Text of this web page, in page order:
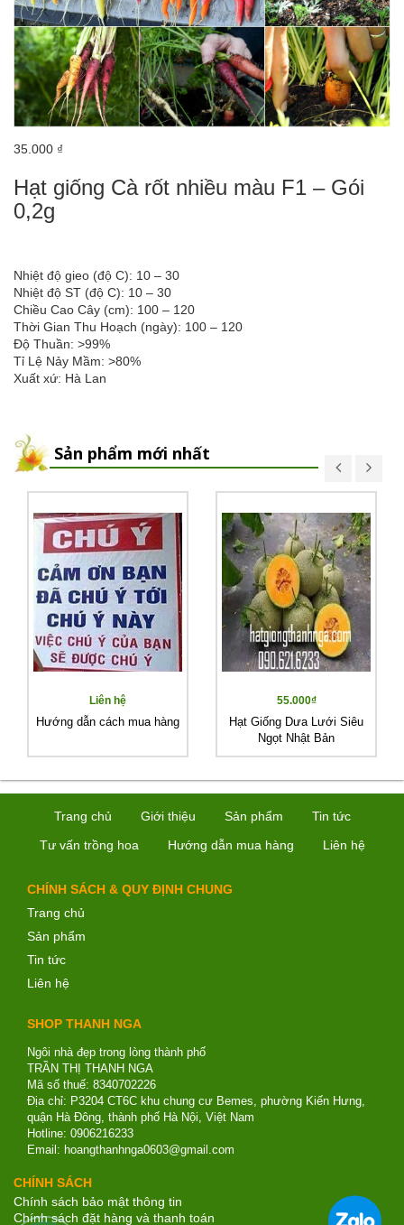
35.000 ₫
Hạt giống Cà rốt nhiều màu F1 – Gói
0,2g
Nhiệt độ gieo (độ C): 10 – 30
Nhiệt độ ST (độ C): 10 – 30
Chiều Cao Cây (cm): 100 – 120
Thời Gian Thu Hoạch (ngày): 100 – 120
Độ Thuần: >99%
Tỉ Lệ Nảy Mầm: >80%
Xuất xứ: Hà Lan
Sản phẩm mới nhất
Liên hệ
Hướng dẫn cách mua hàng
55.000₫
Hạt Giống Dưa Lưới Siêu
Ngọt Nhật Bản
Trang chủ Giới thiệu Sản phẩm
Tin tức
Tư vấn trồng hoa
Hướng dẫn mua hàng Liên hệ
CHÍNH SÁCH & QUY ĐỊNH CHUNG
Trang chủ
Sản phẩm
Tin tức
Liên hệ
SHOP THANH NGA
Ngôi nhà đẹp trong lòng thành phố
TRẦN THỊ THANH NGA
Mã số thuế: 8340702226
Địa chỉ: P3204 CT6C khu chung cư Bemes, phường Kiến Hưng,
quận Hà Đông, thành phố Hà Nội, Việt Nam
Hotline: 0906216233
Email: hoangthanhnga0603@gmail.com
CHÍNH SÁCH
Chính sách bảo mật thông tin
Chính sách đặt hàng và thanh toán